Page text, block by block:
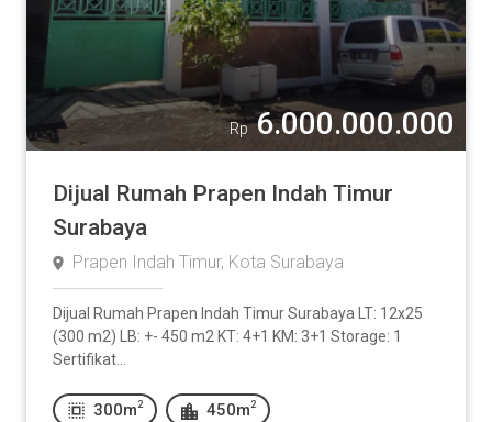
Rp 6.000.000.000
Dijual Rumah Prapen Indah Timur
Surabaya
Prapen Indah Timur, Kota Surabaya
Dijual Rumah Prapen Indah Timur Surabaya LT: 12x25
(300 m2) LB: +- 450 m2 KT: 4+1 KM: 3+1 Storage: 1
Sertifikat...
300m 2 450m 2